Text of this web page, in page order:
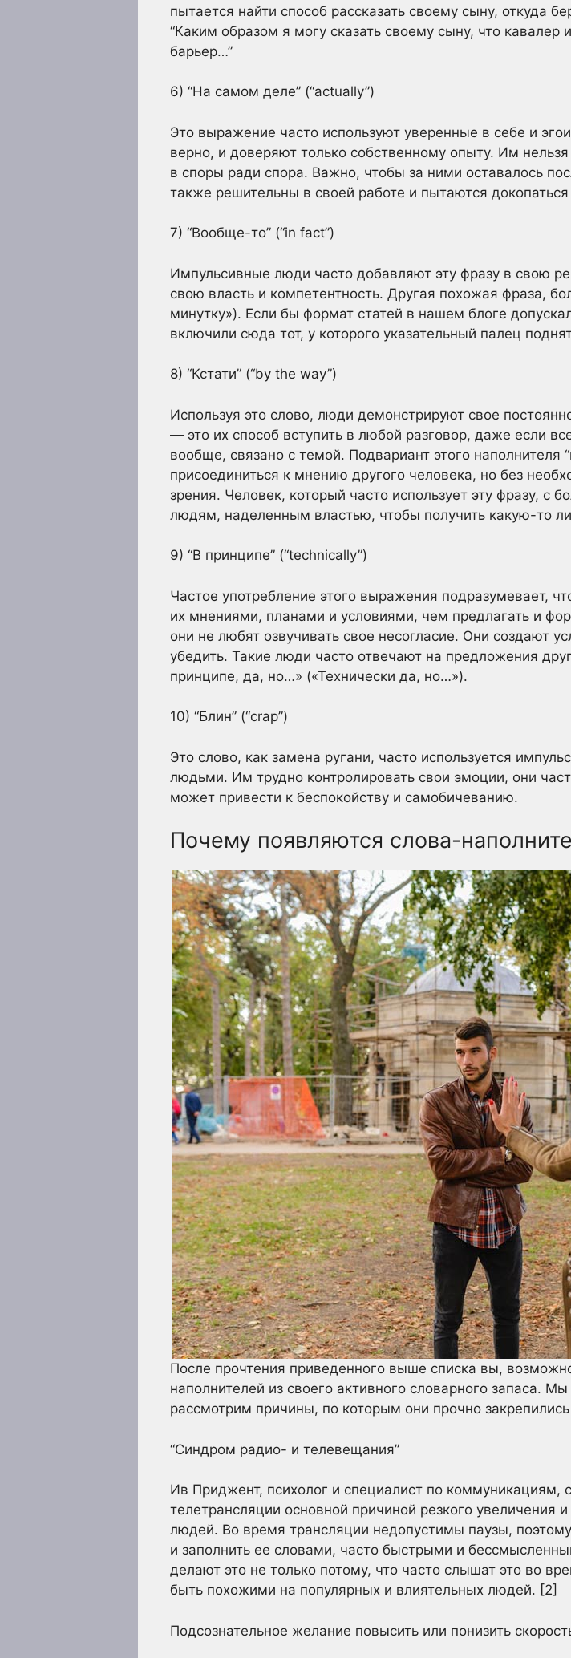
пытается найти способ рассказать своему сыну, откуда
“Каким образом я могу сказать своему сыну, что
барьер…”
6) “На самом деле” (“actually”)
Это выражение часто используют уверенные в себе и
верно, и доверяют только собственному опыту. Им
в споры ради спора. Важно, чтобы за ними оставалось
также решительны в своей работе и пытаются докопаться
7) “Вообще-то” (“in fact”)
Импульсивные люди часто добавляют эту фразу в свою
свою власть и компетентность. Другая похожая фраза,
минутку»). Если бы формат статей в нашем блоге
включили сюда тот, у которого указательный палец
8) “Кстати” (“by the way”)
Используя это слово, люди демонстрируют свое
— это их способ вступить в любой разговор, даже если
вообще, связано с темой. Подвариант этого наполнителя
присоединиться к мнению другого человека, но без
зрения. Человек, который часто использует эту фразу, с
людям, наделенным властью, чтобы получить какую-то
9) “В принципе” (“technically”)
Частое употребление этого выражения подразумевает,
их мнениями, планами и условиями, чем предлагать и
они не любят озвучивать свое несогласие. Они создают
убедить. Такие люди часто отвечают на предложения
принципе, да, но…» («Технически да, но…»).
10) “Блин” (“crap”)
Это слово, как замена ругани, часто используется
людьми. Им трудно контролировать свои эмоции, они
может привести к беспокойству и самобичеванию.
Почему появляются слова-
После прочтения приведенного выше списка вы,
наполнителей из своего активного словарного запаса.
рассмотрим причины, по которым они прочно
“Синдром радио- и телевещания”
Ив Приджент, психолог и специалист по коммуникациям,
телетрансляции основной причиной резкого увеличения
людей. Во время трансляции недопустимы паузы,
и заполнить ее словами, часто быстрыми и
делают это не только потому, что часто слышат это во
быть похожими на популярных и влиятельных людей. [2]
Подсознательное желание повысить или понизить